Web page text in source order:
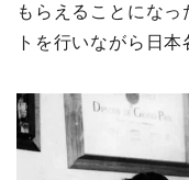
もらえることにな
トを行いながら日